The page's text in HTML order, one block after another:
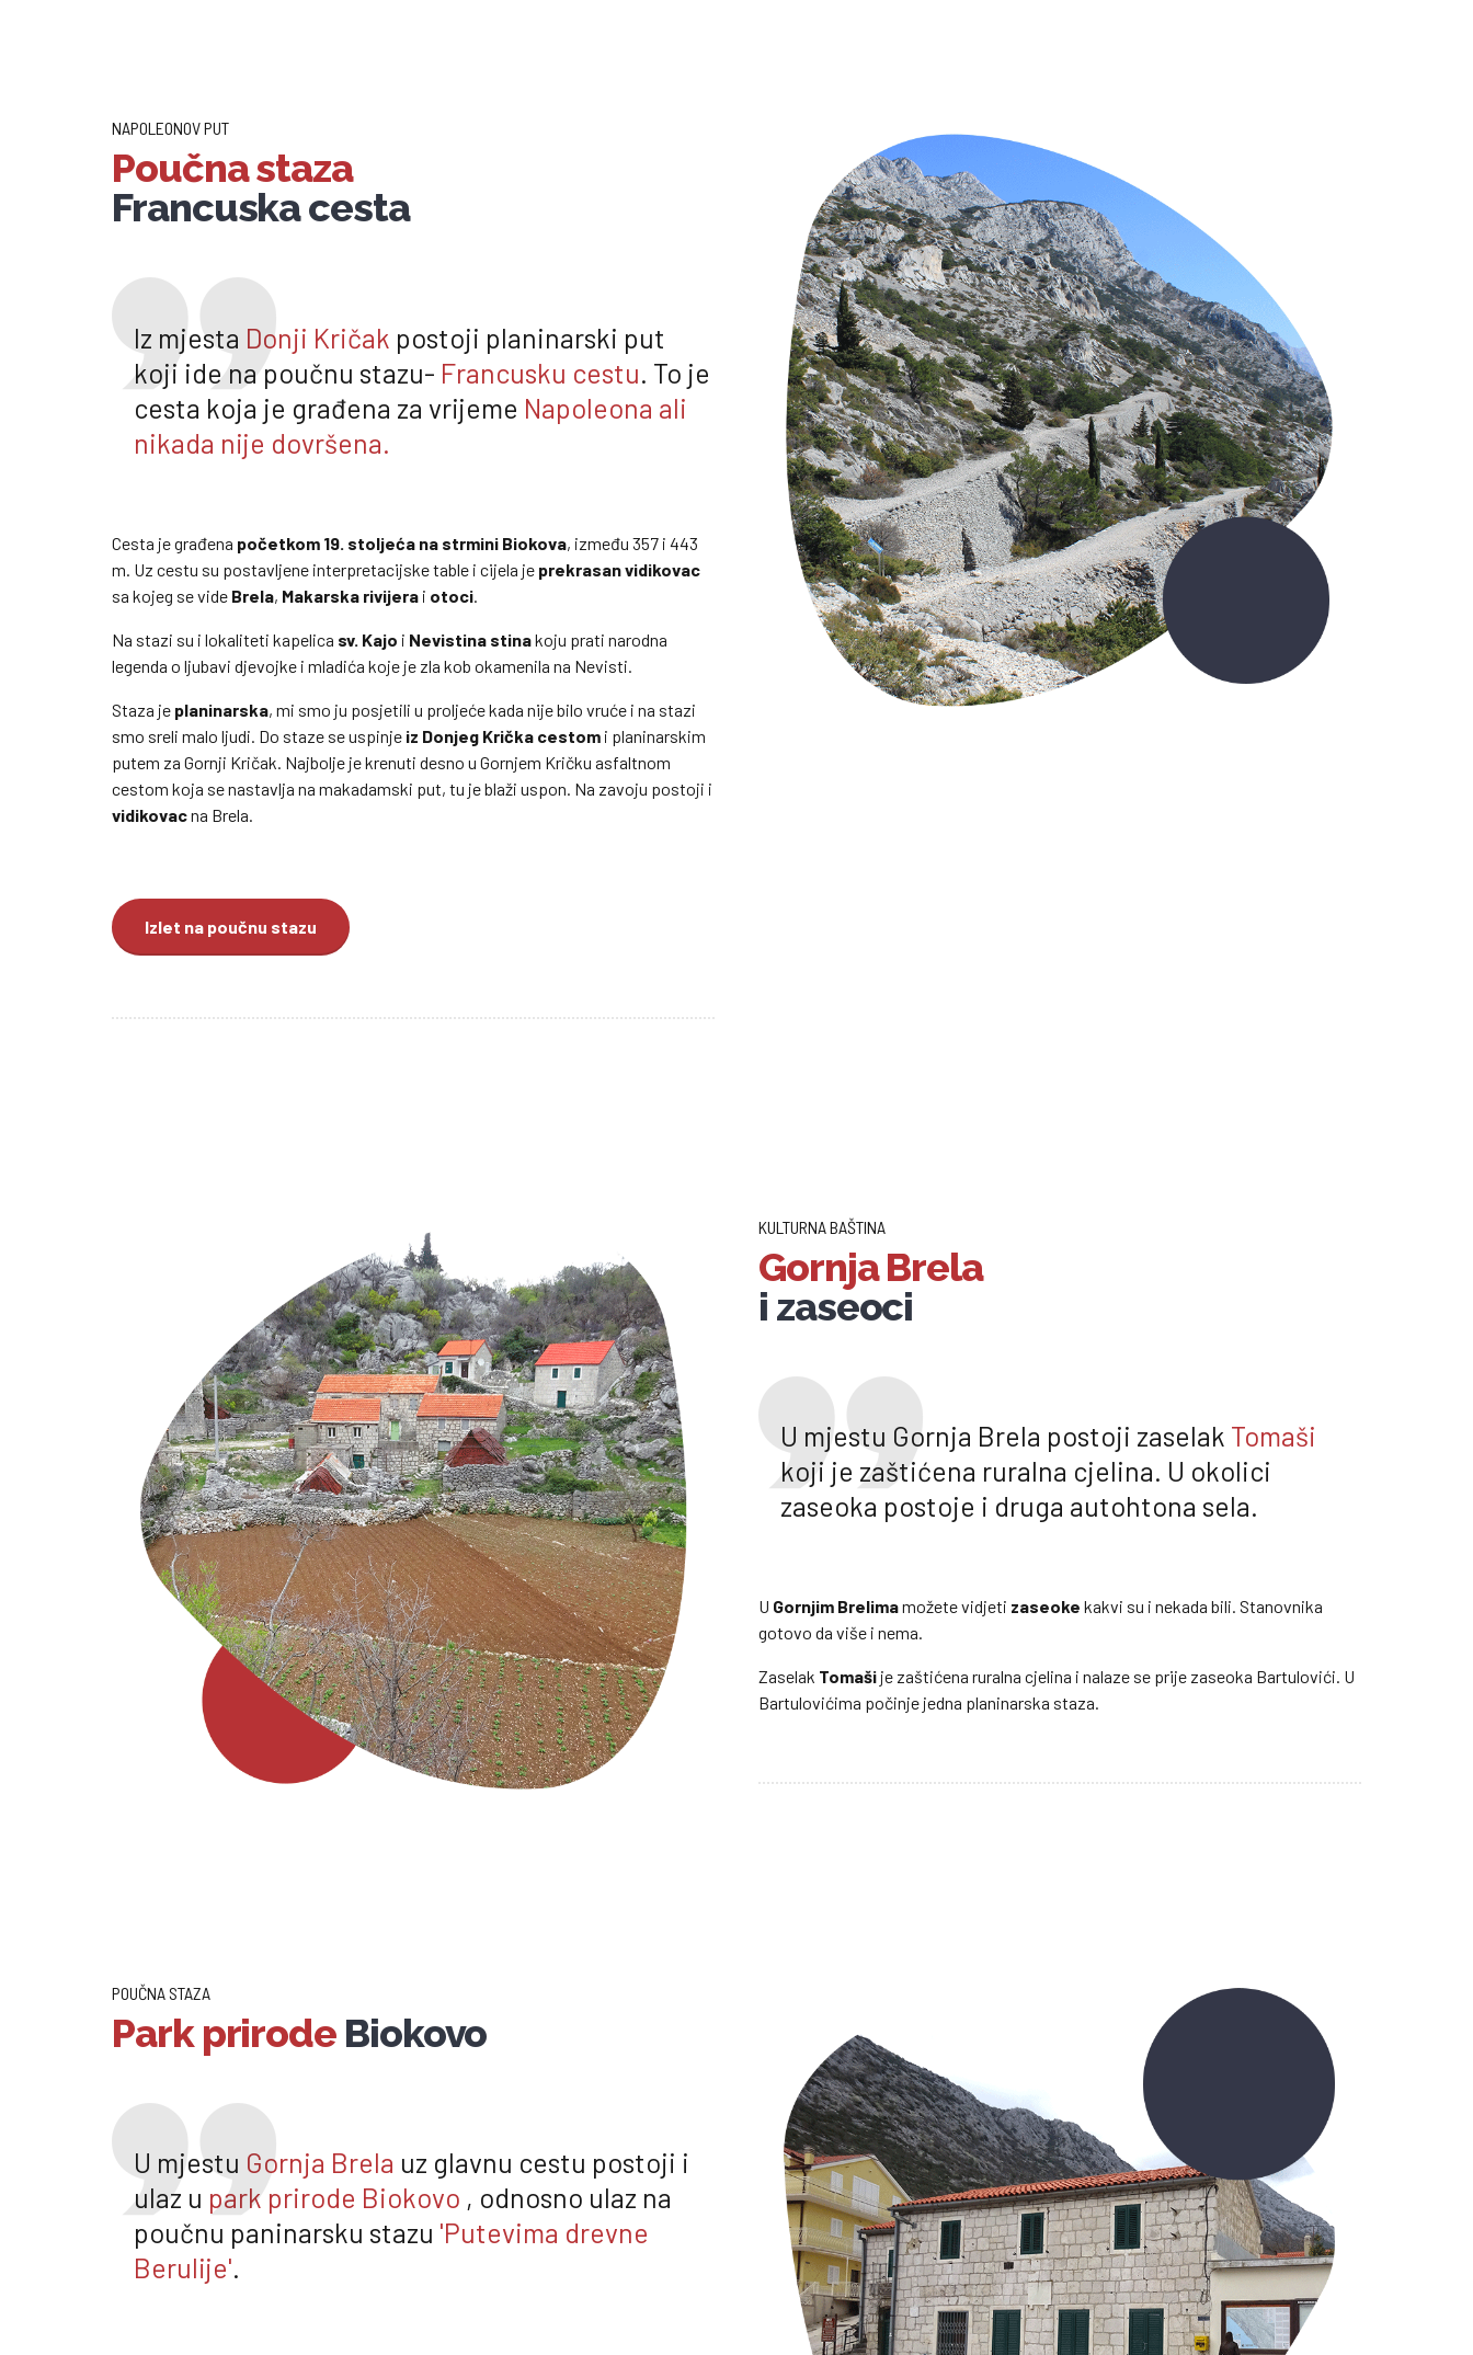
NAPOLEONOV PUT
Poučna staza
Francuska cesta
Iz mjesta Donji Kričak postoji planinarski put
koji ide na poučnu stazu- Francusku cestu. To je
cesta koja je građena za vrijeme Napoleona ali
nikada nije dovršena.
Cesta je građena početkom 19. stoljeća na strmini Biokova, između 357 i 443
m. Uz cestu su postavljene interpretacijske table i cijela je prekrasan vidikovac
sa kojeg se vide Brela, Makarska rivijera i otoci
Na stazi su i lokaliteti kapelica sv. Kajo i Nevistina stinakoju prati narodna
legenda o ljubavi djevojke i mladića koje je zla kob okamenila na Nevisti.
Staza je planinarska, mi smo ju posjetili u proljeće kada nije bilo vruće i na stazi
smo sreli malo ljudi. Do staze se uspinje iz Donjeg Krička cestom i planinarskim
putem za Gornji Kričak. Najbolje je krenuti desno u Gornjem Kričku asfaltnom
cestom koja se nastavlja na makadamski put, tu je blaži uspon. Na zavoju postoji i
vidikovacna Brela.
Izlet na poučnu stazu
KULTURNA BAŠTINA
Gornja Brela
i zaseoci
U mjestu Gornja Brela postoji zaselak Tomaši
koji je zaštićena ruralna cjelina. U okolici
zaseoka postoje i druga autohtona sela.
U Gornjim Brelimamožete vidjeti zaseoke kakvi su i nekada bili. Stanovnika
gotovo da više i nema.
Zaselak Tomaši je zaštićena ruralna cjelina i nalaze se prije zaseoka Bartulovići. U
Bartulovićima počinje jedna planinarska staza.
POUČNA STAZA
Park prirode Biokovo
U mjestu Gornja Brela uz glavnu cestu postoji i
ulaz u park prirode Biokovo , odnosno ulaz na
poučnu paninarsku stazu 'Putevima drevne
Berulije'.